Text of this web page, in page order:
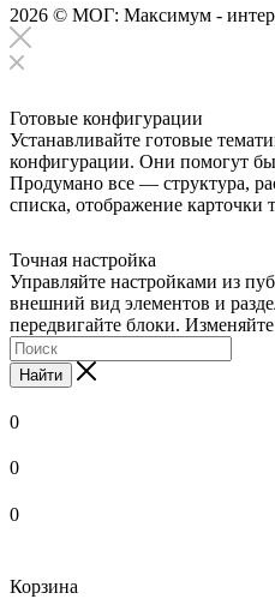
2026 © МОГ: Максимум -
Готовые конфигурации
Устанавливайте готовые
конфигурации. Они помогут
Продумано все — структура,
списка, отображение карточки
Точная настройка
Управляйте настройками из
внешний вид элементов и
передвигайте блоки.
Найти
0
0
0
Корзина